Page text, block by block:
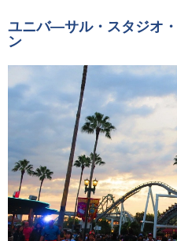
ユニバ―サル・スタジオ
ン